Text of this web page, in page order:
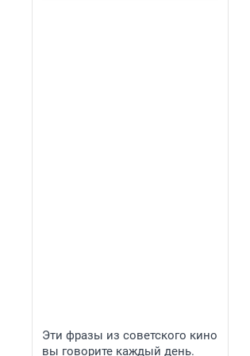
Эти фразы из советского кино
вы говорите каждый день.